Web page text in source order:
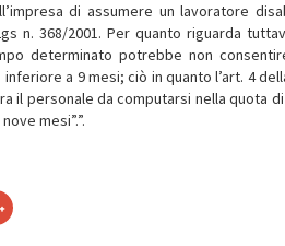
di assumere un lavoratore
n. 368/2001. Per quanto riguarda
determinato potrebbe non
a 9 mesi; ciò in quanto l’art. 4
il personale da computarsi nella quota
mesi”.”.
Fai
clic